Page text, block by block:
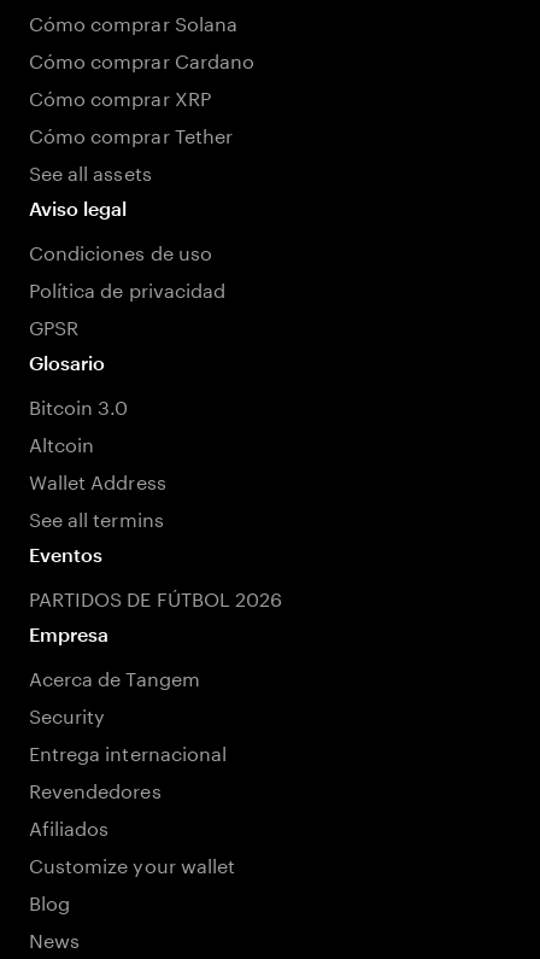
Cómo comprar Solana
Cómo comprar Cardano
Cómo comprar XRP
Cómo comprar Tether
See all assets
Aviso legal
Condiciones de uso
Política de privacidad
GPSR
Glosario
Bitcoin 3.0
Altcoin
Wallet Address
See all termins
Eventos
PARTIDOS DE FÚTBOL 2026
Empresa
Acerca de Tangem
Security
Entrega internacional
Revendedores
Afiliados
Customize your wallet
Blog
News